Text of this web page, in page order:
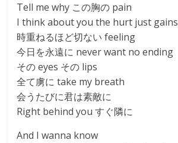
Tell me why この胸の pain
I think about you the hurt just gains
時重ねるほど切ない feeling
今日を永遠に never want no ending
その eyes その lips
全て虜に take my breath
会うたびに君は素敵に
Right behind you すぐ隣に
And I wanna know